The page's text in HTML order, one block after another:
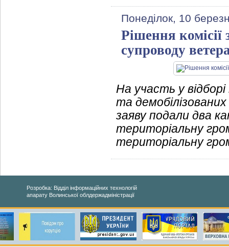
Понеділок, 10
Рішення комісії
супроводу
На участь у
та
заяву подали два
територіальну
територіальну
Розробка: Відділ інформаційних технологій
апарату Волинської облдержадміністрації